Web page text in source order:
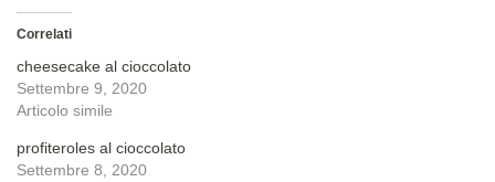
Correlati
cheesecake al cioccolato
Settembre 9, 2020
Articolo simile
profiteroles al cioccolato
Settembre 8, 2020